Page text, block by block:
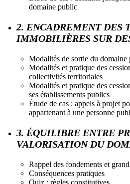
domaine public
2. ENCADREMENT DES
IMMOBILIÈRES SUR
Modalités de sortie du domaine
Modalités et pratique des
collectivités territoriales
Modalités et pratique des
ses établissements publics
Étude de cas : appels à projet
appartenant à une personne
3. ÉQUILIBRE ENTRE
VALORISATION DU
Rappel des fondements et
Conséquences pratiques
Quiz : règles constitutives